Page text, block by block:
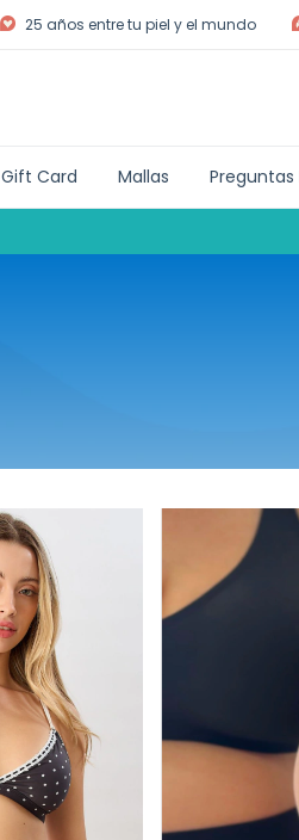
25 años entre tu piel y el mundo
Gift Card Mallas